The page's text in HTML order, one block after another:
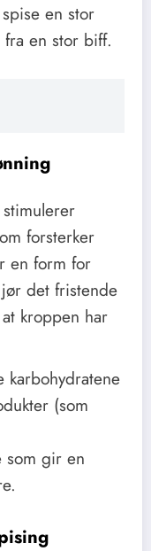
en stor
en stor biff.
forsterker
en form for
det fristende
kroppen har
karbohydratene
(som
som gir en